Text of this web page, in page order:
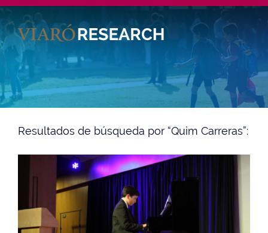
Es
Resultados de búsqueda por “Quim Carreras”: